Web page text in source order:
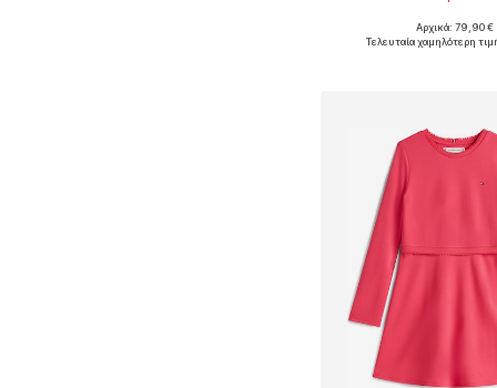
Διαθέσιμα μεγέθη: 68,
Αρχικά: 79,90 €
Τελευταία χαμηλότερη